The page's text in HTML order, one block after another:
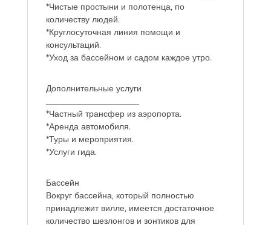
*Чистые простыни и полотенца, по
количеству людей.
*Круглосуточная линия помощи и
консультаций.
*Уход за бассейном и садом каждое утро.
Дополнительные услуги
*Частный трансфер из аэропорта.
*Аренда автомобиля.
*Туры и мероприятия.
*Услуги гида.
Бассейн
Вокруг бассейна, который полностью
принадлежит вилле, имеется достаточное
количество шезлонгов и зонтиков для